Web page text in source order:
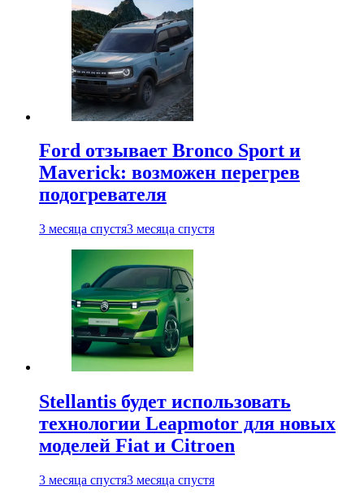
Ford отзывает Bronco Sport и
Maverick: возможен перегрев
подогревателя
3 месяца спустя3 месяца спустя
Stellantis будет использовать
технологии Leapmotor для новых
моделей Fiat и Citroen
3 месяца спустя3 месяца спустя